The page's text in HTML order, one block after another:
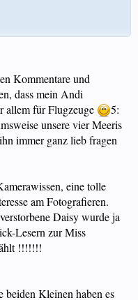
Kommentare und
dass mein Andi
allem für Flugzeuge
5:
unsere vier Meeris
immer ganz lieb fragen
eine tolle
am Fotografieren.
Daisy wurde ja
Lesern zur Miss
!!!!!!!
Kleinen haben es